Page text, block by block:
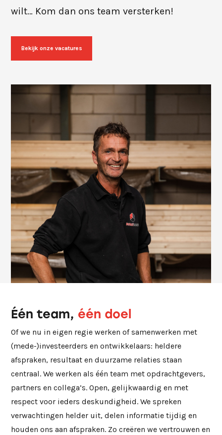
wilt… Kom dan ons team versterken!
Bekijk onze vacatures
Één team, één doel
Of we nu in eigen regie werken of samenwerken met
(mede-)investeerders en ontwikkelaars: heldere
afspraken, resultaat en duurzame relaties staan
centraal. We werken als één team met opdrachtgevers,
partners en collega’s. Open, gelijkwaardig en met
respect voor ieders deskundigheid. We spreken
verwachtingen helder uit, delen informatie tijdig en
houden ons aan afspraken. Zo creëren we vertrouwen en